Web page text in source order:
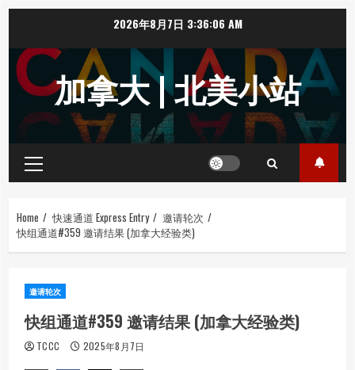
content
2026年8月7日 3:36:07 AM
加拿大 | 北美小站
Primary
Menu
Home 快速通道 Express Entry
邀请轮次
快组通道#359 邀请结果 (加拿大经验类)
邀请轮次
快组通道#359 邀请结果 (加拿大经验类)
TCCC 2025年8月7日